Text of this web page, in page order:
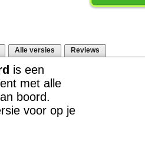
Alle versies Reviews
is een
met alle
boord.
voor op je